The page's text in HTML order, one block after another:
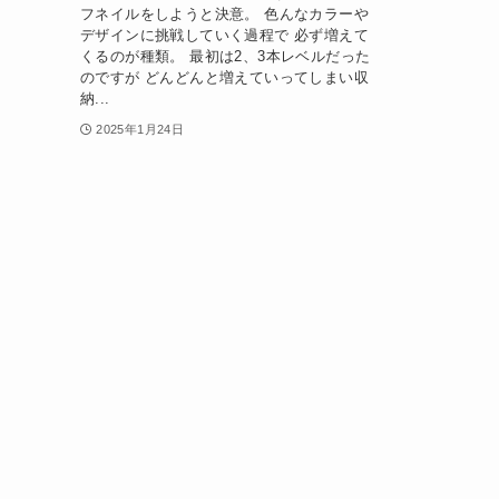
フネイルをしようと決意。 色んなカラーや
デザインに挑戦していく過程で 必ず増えて
くるのが種類。 最初は2、3本レベルだった
のですが どんどんと増えていってしまい収
納...
2025年1月24日